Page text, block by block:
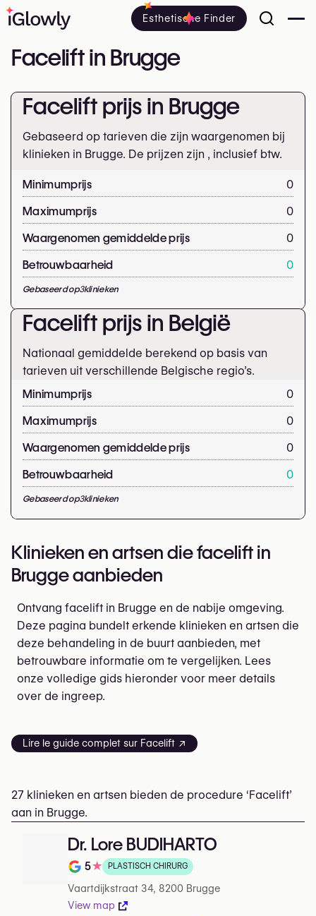
Esthetische Finder
Facelift in Brugge
Facelift prijs in Brugge
Gebaseerd op tarieven die zijn waargenomen bij
klinieken in Brugge. De prijzen zijn , inclusief btw.
Minimumprijs
0
Maximumprijs
0
Waargenomen gemiddelde prijs
0
Betrouwbaarheid
0
Gebaseerd op3klinieken
Facelift prijs in België
Nationaal gemiddelde berekend op basis van
tarieven uit verschillende Belgische regio’s.
Minimumprijs
0
Maximumprijs
0
Waargenomen gemiddelde prijs
0
Betrouwbaarheid
0
Gebaseerd op3klinieken
Klinieken en artsen die facelift in
Brugge aanbieden
Ontvang facelift in Brugge en de nabije omgeving.
Deze pagina bundelt erkende klinieken en artsen die
deze behandeling in de buurt aanbieden, met
betrouwbare informatie om te vergelijken. Lees
onze volledige gids hieronder voor meer details
over de ingreep.
Lire le guide complet sur Facelift ↗
27 klinieken en artsen bieden de procedure ‘Facelift’
aan in Brugge.
Dr. Lore BUDIHARTO
Beoordeling op 5 op Google
5★ PLASTISCH CHIRURG
Vaartdijkstraat 34, 8200 Brugge
View map